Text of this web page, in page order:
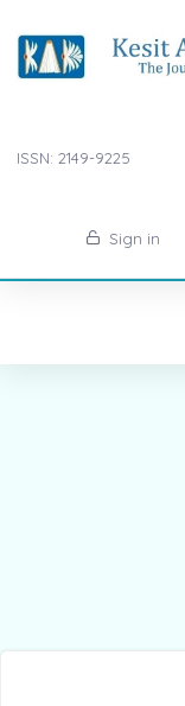
ISSN: 2149-9225
Sign in